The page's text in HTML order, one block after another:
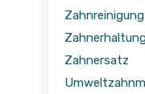
Zahnreinigung
Zahnersatz